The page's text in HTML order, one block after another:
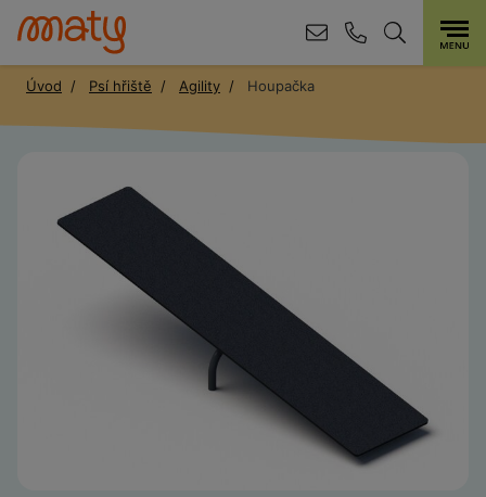
Úvod Psí hřiště Agility Houpačka